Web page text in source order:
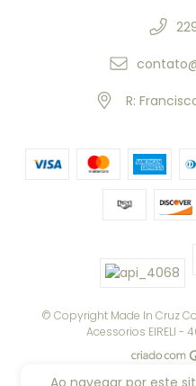
Ao navegar por este
R:
© Copyright Made In Cruz
Acessorios EIRELI -
Todos os